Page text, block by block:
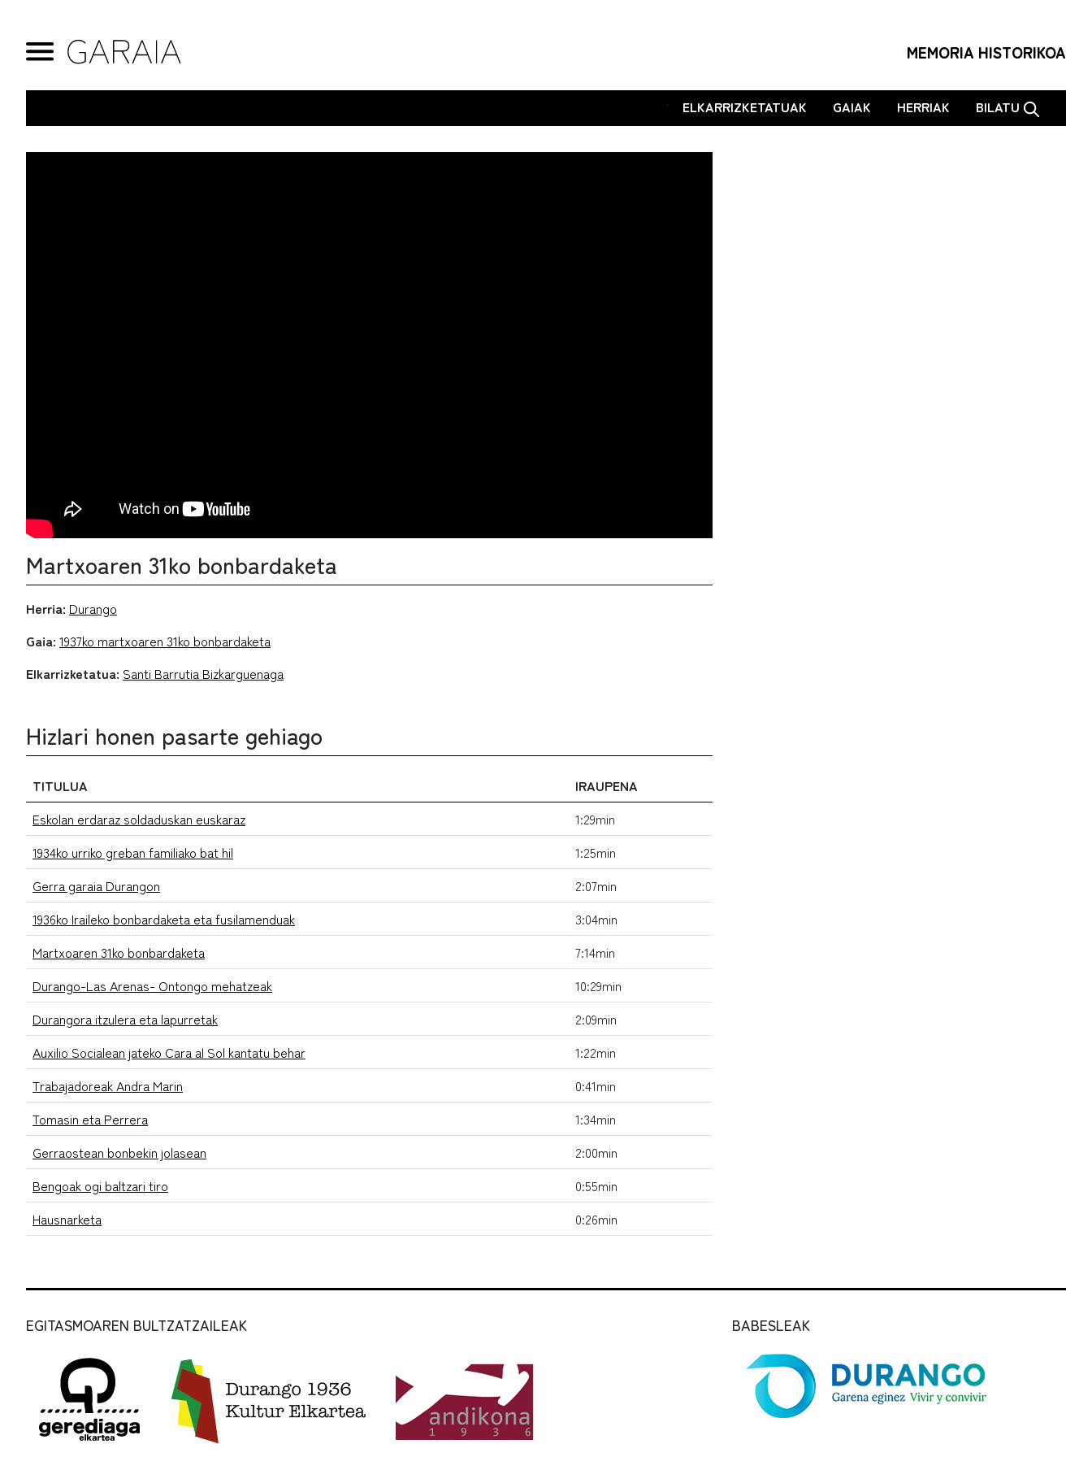
MEMORIA HISTORIKOA
. ELKARRIZKETATUAK GAIAK HERRIAK BILATU
Martxoaren 31ko bonbardaketa
Herria: Durango
Gaia: 1937ko martxoaren 31ko bonbardaketa
Elkarrizketatua: Santi Barrutia Bizkarguenaga
Hizlari honen pasarte gehiago
TITULUA
IRAUPENA
Eskolan erdaraz soldaduskan euskaraz
1:29min
1934ko urriko greban familiako bat hil
1:25min
Gerra garaia Durangon
2:07min
1936ko Iraileko bonbardaketa eta fusilamenduak
3:04min
Martxoaren 31ko bonbardaketa
7:14min
Durango-Las Arenas- Ontongo mehatzeak
10:29min
Durangora itzulera eta lapurretak
2:09min
Auxilio Socialean jateko Cara al Sol kantatu behar
1:22min
Trabajadoreak Andra Marin
0:41min
Tomasin eta Perrera
1:34min
Gerraostean bonbekin jolasean
2:00min
Bengoak ogi baltzari tiro
0:55min
Hausnarketa
0:26min
EGITASMOAREN BULTZATZAILEAK BABESLEAK